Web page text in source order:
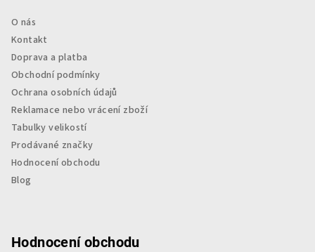
O nás
Kontakt
Doprava a platba
Obchodní podmínky
Ochrana osobních údajů
Reklamace nebo vrácení zboží
Tabulky velikostí
Prodávané značky
Hodnocení obchodu
Blog
Hodnocení obchodu